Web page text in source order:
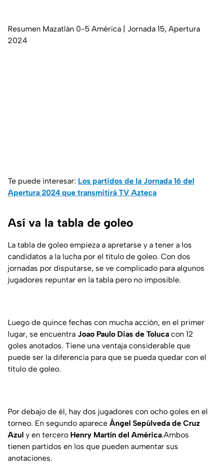
Resumen Mazatlán 0-5 América | Jornada 15, Apertura
2024
Te puede interesar: Los partidos de la Jornada 16 del
Apertura 2024 que transmitirá TV Azteca
Así va la tabla de goleo
La tabla de goleo empieza a apretarse y a tener a los
candidatos a la lucha por el título de goleo. Con dos
jornadas por disputarse, se ve complicado para algunos
jugadores repuntar en la tabla pero no imposible.
Luego de quince fechas con mucha acción, en el primer
lugar, se encuentra Joao Paulo Dias de Toluca con 12
goles anotados. Tiene una ventaja considerable que
puede ser la diferencia para que se pueda quedar con el
título de goleo.
Por debajo de él, hay dos jugadores con ocho goles en el
torneo. En segundo aparece Ángel Sepúlveda de Cruz
Azul y en tercero Henry Martín del América.Ambos
tienen partidos en los que pueden aumentar sus
anotaciones.